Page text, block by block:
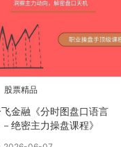
股票精品
金融《分时图盘口语言
－绝密主力操盘课程》